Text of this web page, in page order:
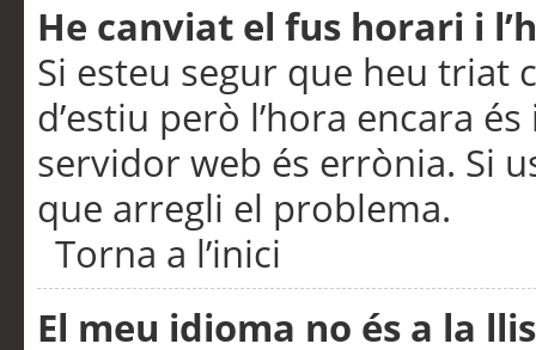
He canviat el fus horari i
Si esteu segur que heu triat
d’estiu però l’hora encara
servidor web és errònia. Si
que arregli el problema.
Torna a l’inici
El meu idioma no és a la